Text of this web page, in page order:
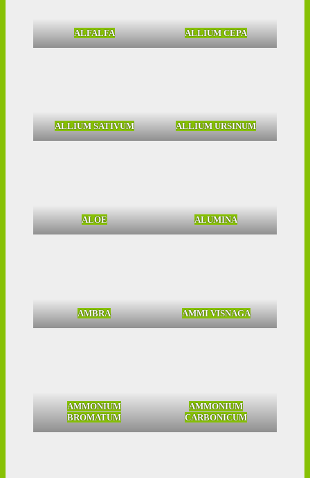
ALFALFA ALLIUM CEPA
ALLIUM SATIVUM ALLIUM URSINUM
ALOE ALUMINA
AMBRA AMMI VISNAGA
AMMONIUM
BROMATUM
AMMONIUM
CARBONICUM